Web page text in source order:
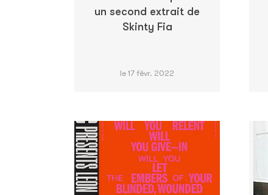
un second extrait de
Skinty Fia
le 17 févr. 2022